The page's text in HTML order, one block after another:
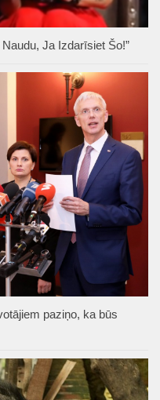
Ja Izdarīsiet Šo!”
paziņo, ka būs